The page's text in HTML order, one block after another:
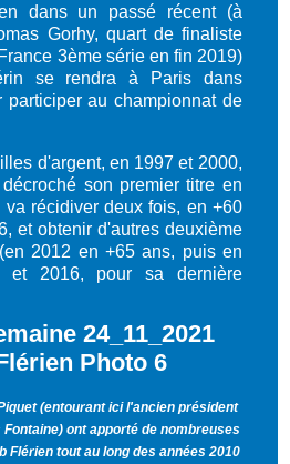
dans un passé récent (à
Gorhy, quart de finaliste
3ème série en fin 2019)
se rendra à Paris dans
participer au championnat de
d'argent, en 1997 et 2000,
son premier titre en
récidiver deux fois, en +60
et obtenir d'autres deuxième
2012 en +65 ans, puis en
2016, pour sa dernière
(entourant ici l'ancien président
Fontaine) ont apporté de nombreuses
Flérien tout au long des années 2010